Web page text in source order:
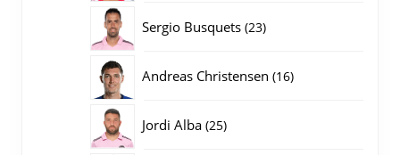
Sergio Busquets 2323
Andreas Christensen 1616
Jordi Alba 2525